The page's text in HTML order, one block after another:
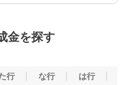
金を探す
行 な行 は行